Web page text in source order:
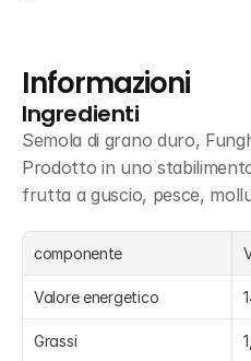
Informazioni
Ingredienti
Semola di grano duro,
Prodotto in uno
frutta a guscio, pesce,
componente
Valore energetico
Grassi